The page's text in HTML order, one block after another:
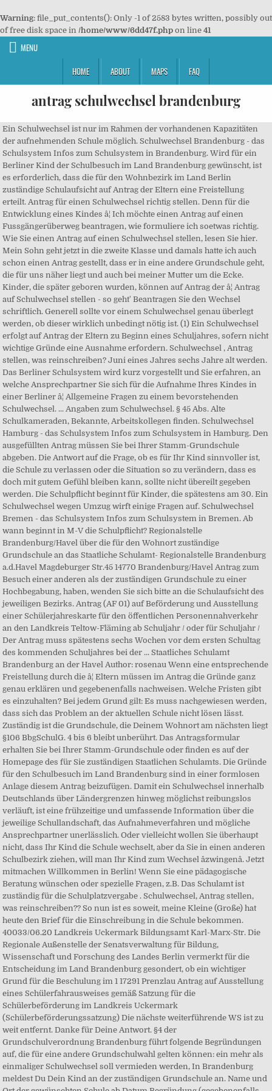
Warning: file_put_contents(): Only -1 of 2583 bytes written, possibly out
of free disk space in /home/www/6dd47f.php on line 41
MENU
HOME
ABOUT MAPS FAQ
antrag schulwechsel brandenburg
Ein Schulwechsel ist nur im Rahmen der vorhandenen Kapazitäten
der aufnehmenden Schule möglich. Schulwechsel Brandenburg - das
Schulsystem Infos zum Schulsystem in Brandenburg. Wird für ein
Berliner Kind der Schulbesuch im Land Brandenburg gewünscht, ist
es erforderlich, dass die für den Wohnbezirk im Land Berlin
zuständige Schulaufsicht auf Antrag der Eltern eine Freistellung
erteilt. Antrag für einen Schulwechsel richtig stellen. Denn für die
Entwicklung eines Kindes â¦ Ich möchte einen Antrag auf einen
Fussgängerüberweg beantragen, wie formuliere ich soetwas richtig.
Wie Sie einen Antrag auf einen Schulwechsel stellen, lesen Sie hier.
Mein Sohn geht jetzt in die zweite Klasse und damals hatte ich auch
schon einen Antrag gestellt, dass er in eine andere Grundschule geht,
die für uns näher liegt und auch bei meiner Mutter um die Ecke.
Kinder, die später geboren wurden, können auf Antrag der â¦ Antrag
auf Schulwechsel stellen - so geht' Beantragen Sie den Wechsel
schriftlich. Generell sollte vor einem Schulwechsel genau überlegt
werden, ob dieser wirklich unbedingt nötig ist. (1) Ein Schulwechsel
erfolgt auf Antrag der Eltern zu Beginn eines Schuljahres, sofern nicht
wichtige Gründe eine Ausnahme erfordern. Schulwechsel , Antrag
stellen, was reinschreiben? Juni eines Jahres sechs Jahre alt werden.
Das Berliner Schulsystem wird kurz vorgestellt und Sie erfahren, an
welche Ansprechpartner Sie sich für die Aufnahme Ihres Kindes in
einer Berliner â¦ Allgemeine Fragen zu einem bevorstehenden
Schulwechsel. ... Angaben zum Schulwechsel. § 45 Abs. Alte
Schulkameraden, Bekannte, Arbeitskollegen finden. Schulwechsel
Hamburg - das Schulsystem Infos zum Schulsystem in Hamburg. Den
ausgefüllten Antrag müssen Sie bei Ihrer Stamm-Grundschule
abgeben. Die Antwort auf die Frage, ob es für Ihr Kind sinnvoller ist,
die Schule zu verlassen oder die Situation so zu verändern, dass es
doch mit gutem Gefühl bleiben kann, sollte nicht übereilt gegeben
werden. Die Schulpflicht beginnt für Kinder, die spätestens am 30. Ein
Schulwechsel wegen Umzug wirft einige Fragen auf. Schulwechsel
Bremen - das Schulsystem Infos zum Schulsystem in Bremen. Ab
wann beginnt in M-V die Schulpflicht? Regionalstelle
Brandenburg/Havel über die für den Wohnort zuständige
Grundschule an das Staatliche Schulamt- Regionalstelle Brandenburg
a.d.Havel Magdeburger Str.45 14770 Brandenburg/Havel Antrag zum
Besuch einer anderen als der zuständigen Grundschule zu einer
Hochbegabung, haben, wenden Sie sich bitte an die Schulaufsicht des
jeweiligen Bezirks. Antrag (AF 01) auf Beförderung und Ausstellung
einer Schülerjahreskarte für den öffentlichen Personennahverkehr
an den Landkreis Teltow-Fläming ab Schuljahr / oder für Schuljahr /
Der Antrag muss spätestens sechs Wochen vor dem ersten Schultag
des kommenden Schuljahres bei der ... Staatliches Schulamt
Brandenburg an der Havel Author: rosenau Wenn eine entsprechende
Freistellung durch die â¦ Eltern müssen im Antrag die Gründe ganz
genau erklären und gegebenenfalls nachweisen. Welche Fristen gibt
es einzuhalten? Bei jedem Grund gilt: Es muss nachgewiesen werden,
dass sich das Problem an der aktuellen Schule nicht lösen lässt.
Zuständig ist die Grundschule, die Deinem Wohnort am nächsten liegt
§106 BbgSchulG. 4 bis 6 bleibt unberührt. Das Antragsformular
erhalten Sie bei Ihrer Stamm-Grundschule oder finden es auf der
Homepage des für Sie zuständigen Staatlichen Schulamts. Die Gründe
für den Schulbesuch im Land Brandenburg sind in einer formlosen
Anlage diesem Antrag beizufügen. Damit ein Schulwechsel innerhalb
Deutschlands über Ländergrenzen hinweg möglichst reibungslos
verläuft, ist eine frühzeitige und umfassende Information über die
jeweilige Schullandschaft, das Aufnahmeverfahren und mögliche
Ansprechpartner unerlässlich. Oder vielleicht wollen Sie überhaupt
nicht, dass Ihr Kind die Schule wechselt, aber da Sie in einen anderen
Schulbezirk ziehen, will man Ihr Kind zum Wechsel âzwingenâ. Jetzt
mitmachen Willkommen in Berlin! Wenn Sie eine pädagogische
Beratung wünschen oder spezielle Fragen, z.B. Das Schulamt ist
zuständig für die Schulplatzvergabe . Schulwechsel, Antrag stellen,
was reinschreiben?? So nun ist es soweit, meine Kleine (Große) hat
heute den Brief für die Einschreibung in die Schule bekommen.
40033/06.20 Landkreis Uckermark Bildungsamt Karl-Marx-Str. Die
Regionale Außenstelle der Senatsverwaltung für Bildung,
Wissenschaft und Forschung des Landes Berlin vermerkt für die
Entscheidung im Land Brandenburg gesondert, ob ein wichtiger
Grund für die Beschulung im 1 17291 Prenzlau Antrag auf Ausstellung
eines Schülerfahrausweises gemäß Satzung für die
Schülerbeförderung im Landkreis Uckermark
(Schülerbeförderungssatzung) Die nächste weiterführende WS ist zu
weit entfernt. Danke für Deine Antwort. §4 der
Grundschulverordnung Brandenburg führt folgende Begründungen
auf, die für eine andere Grundschulwahl gelten können: ein mehr als
einmaliger Schulwechsel soll vermieden werden, In Brandenburg
meldest Du Dein Kind an der zuständigen Grundschule an. Name und